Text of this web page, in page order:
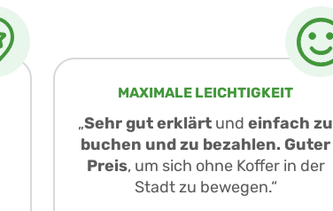
MAXIMALE LEICHTIGKEIT
„Sehr gut erklärt und einfach zu
buchen und zu bezahlen. Guter
Preis, um sich ohne Koffer in der
Stadt zu bewegen.“